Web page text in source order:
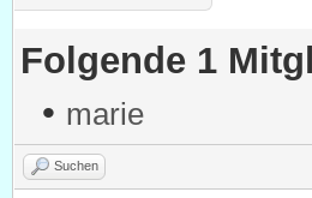
Folgende 1
• marie
Suchen